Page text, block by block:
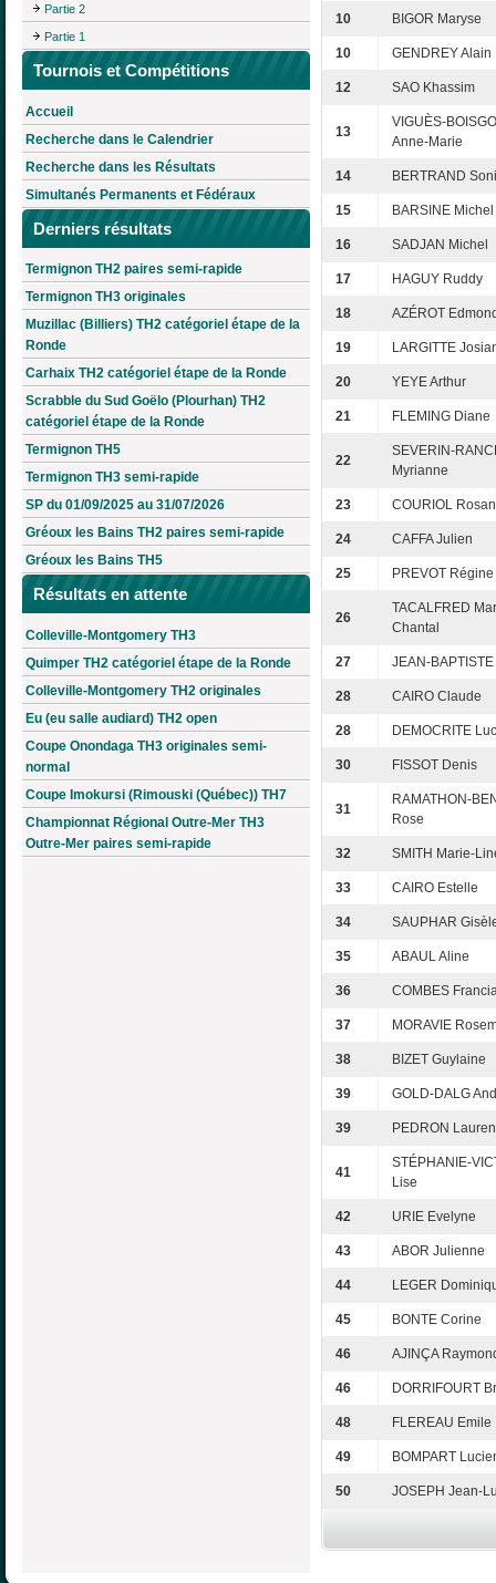
Partie 2
Partie 1
Tournois et Compétitions
Accueil
Recherche dans le Calendrier
Recherche dans les Résultats
Simultanés Permanents et Fédéraux
Derniers résultats
Termignon TH2 paires semi-rapide
Termignon TH3 originales
Muzillac (Billiers) TH2 catégoriel étape de la
Ronde
Carhaix TH2 catégoriel étape de la Ronde
Scrabble du Sud Goëlo (Plourhan) TH2
catégoriel étape de la Ronde
Termignon TH5
Termignon TH3 semi-rapide
SP du 01/09/2025 au 31/07/2026
Gréoux les Bains TH2 paires semi-rapide
Gréoux les Bains TH5
Résultats en attente
Colleville-Montgomery TH3
Quimper TH2 catégoriel étape de la Ronde
Colleville-Montgomery TH2 originales
Eu (eu salle audiard) TH2 open
Coupe Onondaga TH3 originales semi-
normal
Coupe Imokursi (Rimouski (Québec)) TH7
Championnat Régional Outre-Mer TH3
Outre-Mer paires semi-rapide
10 BIGOR Maryse
10 GENDREY Alain
12 SAO Khassim
13
VIGUÈS-
Anne-Marie
14 BERTRAND
15 BARSINE Michel
16 SADJAN Michel
17 HAGUY Ruddy
18 AZÉROT
19 LARGITTE
20 YEYE Arthur
21 FLEMING Diane
22
SEVERIN-
Myrianne
23 COURIOL Rosan
24 CAFFA Julien
25 PREVOT Régine
26
TACALFRED
Chantal
27 JEAN-
28 CAIRO Claude
28 DEMOCRITE
30 FISSOT Denis
31
RAMATHON-
Rose
32 SMITH Marie-
33 CAIRO Estelle
34 SAUPHAR
35 ABAUL Aline
36 COMBES
37 MORAVIE
38 BIZET Guylaine
39 GOLD-DALG
39 PEDRON
41
STÉPHANIE-
Lise
42 URIE Evelyne
43 ABOR Julienne
44 LEGER
45 BONTE Corine
46 AJINÇA
46 DORRIFOURT
48 FLEREAU Emile
49 BOMPART
50 JOSEPH Jean-